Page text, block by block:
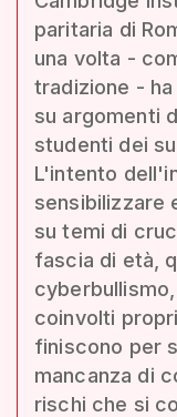
paritaria di
una volta -
tradizione -
su argomenti
studenti dei
L'intento
sensibilizzare
su temi di
fascia di età,
coinvolti
finiscono per
mancanza di
rischi che si